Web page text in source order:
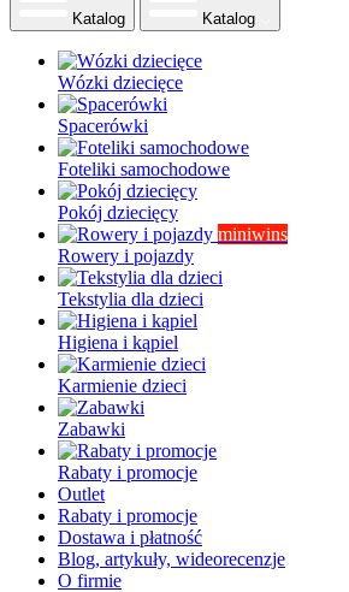
Katalog Katalog
Wózki dziecięce
Spacerówki
Foteliki samochodowe
Pokój dziecięcy
miniwins
Rowery i pojazdy
Tekstylia dla dzieci
Higiena i kąpiel
Karmienie dzieci
Zabawki
Rabaty i promocje
Outlet
Rabaty i promocje
Dostawa i płatność
Blog, artykuły, wideorecenzje
O firmie